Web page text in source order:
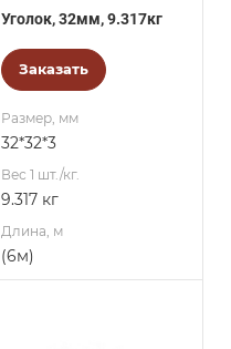
Уголок, 32мм, 9.317кг
Заказать
Размер, мм
32*32*3
Вес 1 шт./кг.
9.317 кг
Длина, м
(6м)